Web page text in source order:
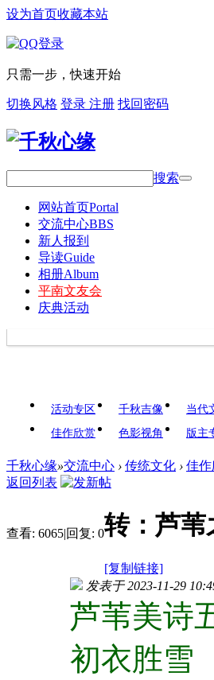
设为首页收藏本站
只需一步，快速开始
切换风格 登录 注册 找回密码
搜索
网站首页Portal
交流中心BBS
新人报到
导读Guide
相册Album
平南文友会
庆典活动
活动专区 千秋吉像
当代
佳作欣赏
色影视角 版主
千秋心缘»交流中心 › 传统文化 › 佳作
返回列表
查看: 6065|回复: 0转：芦苇
[复制链接]
发表于 2023-11-29
芦苇美诗
初衣胜雪